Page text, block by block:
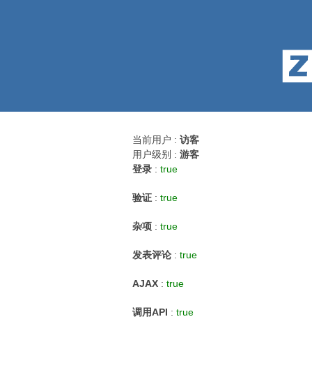
当前用户 : 访客
用户级别 : 游客
登录 : true
验证 : true
杂项 : true
发表评论 : true
AJAX : true
调用API : true